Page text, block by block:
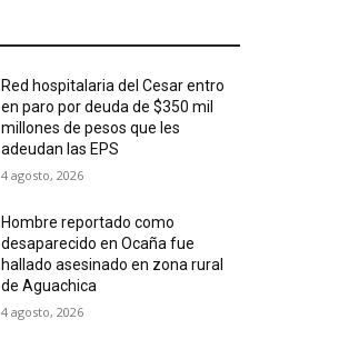
Red hospitalaria del Cesar entro
en paro por deuda de $350 mil
millones de pesos que les
adeudan las EPS
4 agosto, 2026
Hombre reportado como
desaparecido en Ocaña fue
hallado asesinado en zona rural
de Aguachica
4 agosto, 2026